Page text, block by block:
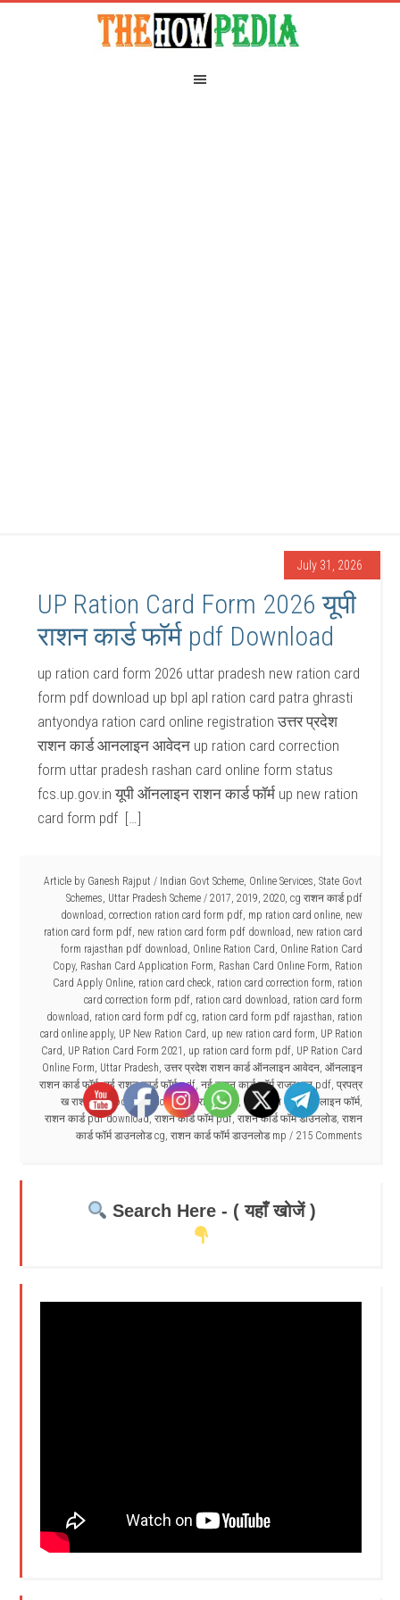
July 31, 2026
UP Ration Card Form 2026 यूपी
राशन कार्ड फॉर्म pdf Download
up ration card form 2026 uttar pradesh new ration card
form pdf download up bpl apl ration card patra ghrasti
antyondya ration card online registration उत्तर प्रदेश
राशन कार्ड आनलाइन आवेदन up ration card correction
form uttar pradesh rashan card online form status
fcs.up.gov.in यूपी ऑनलाइन राशन कार्ड फॉर्म up new ration
card form pdf […]
Article by Ganesh Rajput / Indian Govt Scheme, Online Services, State Govt
Schemes, Uttar Pradesh Scheme / 2017, 2019, 2020, cg राशन कार्ड pdf
download, correction ration card form pdf, mp ration card online, new
ration card form pdf, new ration card form pdf download, new ration card
form rajasthan pdf download, Online Ration Card, Online Ration Card
Copy, Rashan Card Application Form, Rashan Card Online Form, Ration
Card Apply Online, ration card check, ration card correction form, ration
card correction form pdf, ration card download, ration card form
download, ration card form pdf cg, ration card form pdf rajasthan, ration
card online apply, UP New Ration Card, up new ration card form, UP Ration
Card, UP Ration Card Form 2021 , up ration card form pdf, UP Ration Card
Online Form, Uttar Pradesh, उत्तर प्रदेश राशन कार्ड ऑनलाइन आवेदन, ऑनलाइन
राशन कार्ड फॉर्म,नई राशन कार्ड फॉर्म pdf, नई राशन कार्ड फॉर्म राजस्थान pdf, प्रपत्र
ख राशन कार्ड pdf download,यूपी राशन कार्ड , यूपी राशन कार्ड ऑनलाइन फॉर्म,
राशन कार्ड pdf download, राशन कार्ड फॉर्म pdf, राशन कार्ड फॉर्म डाउनलोड, राशन
कार्ड फॉर्म डाउनलोड cg, राशन कार्ड फॉर्म डाउनलोड mp 215 Comments
Search Here - ( यहाँ खोजें )